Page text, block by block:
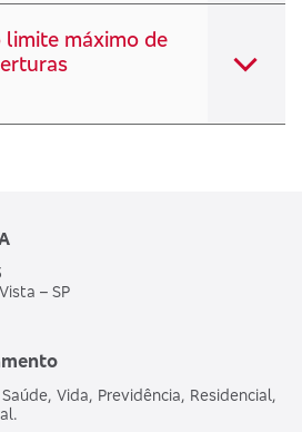
limite máximo de
– SP
Vida, Previdência, Residencial,